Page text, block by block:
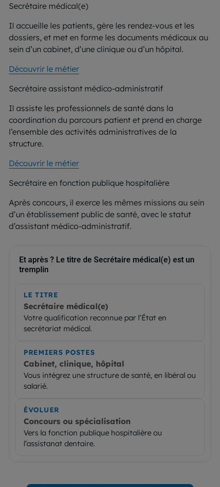
Secrétaire médical(e)
Il accueille les patients, gère les rendez-vous et les
dossiers, et met en forme les documents médicaux au
sein d’un cabinet, d’une clinique ou d’un hôpital.
Découvrir le métier
Secrétaire assistant médico-administratif
Il assiste les professionnels de santé dans la
coordination du parcours patient et prend en charge
l’ensemble des activités administratives de la
structure.
Découvrir le métier
Secrétaire en fonction publique hospitalière
Après concours, il exerce les mêmes missions au sein
d’un établissement public de santé, avec le statut
d’assistant médico-administratif.
Et après ? Le titre de Secrétaire médical(e) est un
tremplin
LE TITRE
Secrétaire médical(e)
Votre qualification reconnue par l’État en
secrétariat médical.
PREMIERS POSTES
Cabinet, clinique, hôpital
Vous intégrez une structure de santé, en libéral ou
salarié.
ÉVOLUER
Concours ou spécialisation
Vers la fonction publique hospitalière ou
l’assistanat dentaire.